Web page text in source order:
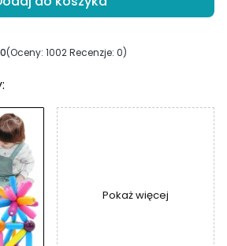
(Oceny: 1002 Recenzje: 0)
Pokaż więcej